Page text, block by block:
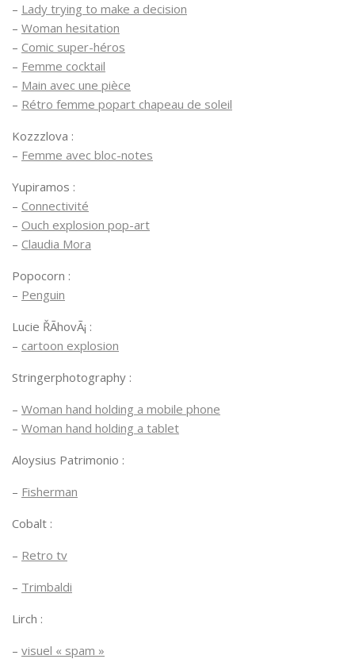
– Lady trying to make a decision
– Woman hesitation
– Comic super-héros
– Femme cocktail
– Main avec une pièce
– Rétro femme popart chapeau de soleil
Kozzzlova :
– Femme avec bloc-notes
Yupiramos :
– Connectivité
– Ouch explosion pop-art
– Claudia Mora
Popocorn :
– Penguin
Lucie ŘÃ­hovÃ¡ :
– cartoon explosion
Stringerphotography :
– Woman hand holding a mobile phone
– Woman hand holding a tablet
Aloysius Patrimonio :
– Fisherman
Cobalt :
– Retro tv
– Trimbaldi
Lirch :
– visuel « spam »